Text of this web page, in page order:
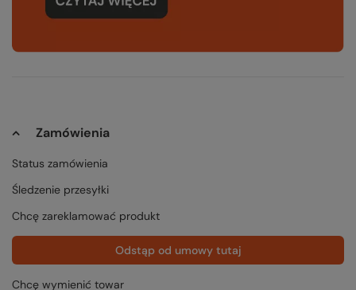
Zamówienia
Status zamówienia
Śledzenie przesyłki
Chcę zareklamować produkt
Odstąp od umowy tutaj
Chcę wymienić towar